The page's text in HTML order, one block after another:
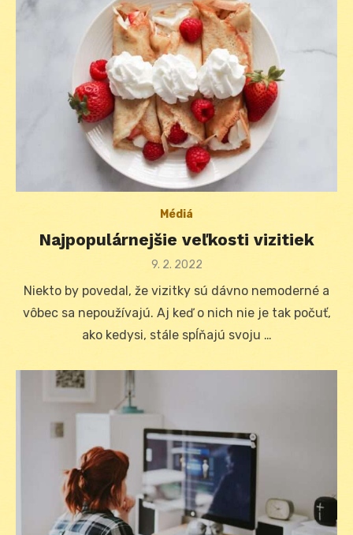
Médiá
Najpopulárnejšie veľkosti vizitiek
Posted
9. 2. 2022
Niekto by povedal, že vizitky sú dávno nemoderné a
vôbec sa nepoužívajú. Aj keď o nich nie je tak počuť,
ako kedysi, stále spĺňajú svoju …